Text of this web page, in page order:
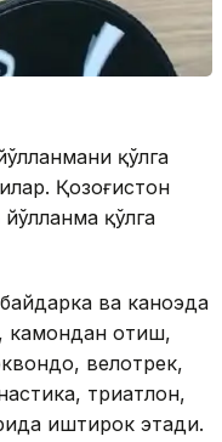
қўлга
Қозоғистон
қўлга
ва каноэда
камондан отиш,
велотрек,
триатлон,
иштирок этади.